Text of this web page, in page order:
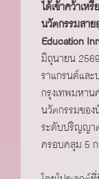
ได้เข้าคว้าเห
นวัตกรรมสา
Education
มิถุนายน
ราแกรนด์และ
กรุงเทพมหาน
นวัตกรรมขอ
ระดับปริญญา
ครอบคลุม 5